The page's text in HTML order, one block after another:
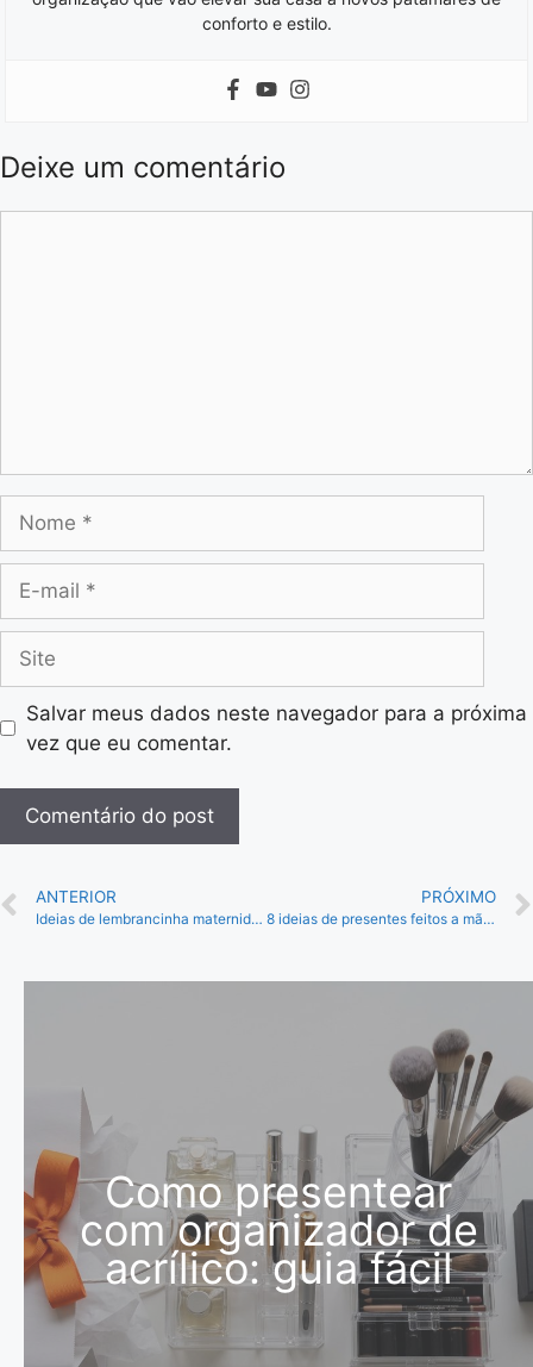
conforto e estilo.
Deixe um comentário
Salvar meus dados neste navegador para a próxima
vez que eu comentar.
ANTERIOR
Ideias de lembrancinha maternidade: 15 opções fáceis
PRÓXIMO
8 ideias de presentes feitos a mão para namorado e namorada!
Como presentear
com organizador de
acrílico: guia fácil